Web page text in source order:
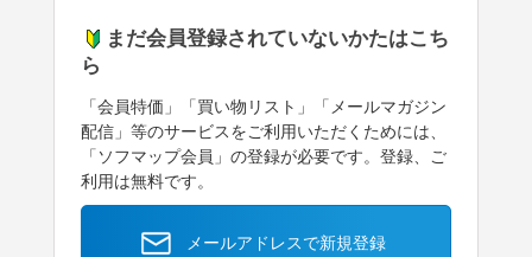
まだ会員登録されていないかたはこち
ら
「会員特価」「買い物リスト」「メールマガジン
配信」等のサービスをご利用いただくためには、
「ソフマップ会員」の登録が必要です。登録、ご
利用は無料です。
メールアドレスで新規登録